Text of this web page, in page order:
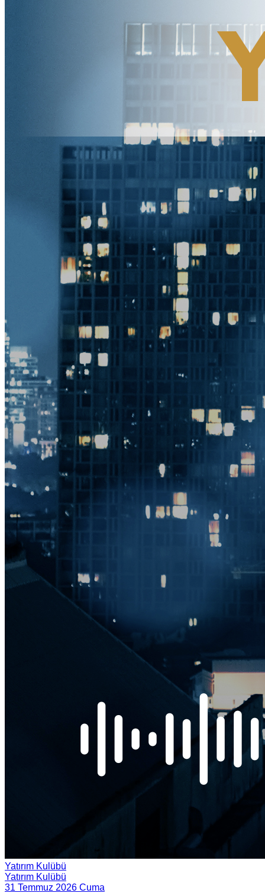
Yatırım Kulübü
Yatırım Kulübü
31 Temmuz 2026 Cuma